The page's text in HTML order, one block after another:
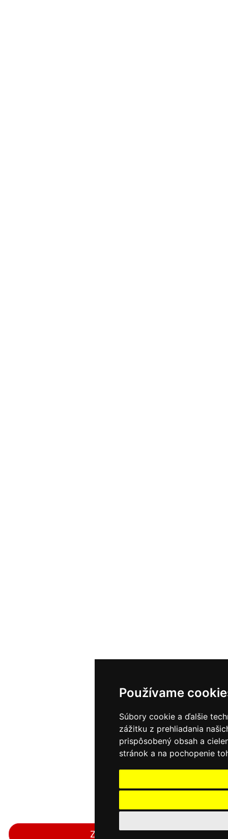
Používame
Súbory cookie a ďalšie
zážitku z prehliadania
prispôsobený obsah a
stránok a na pochopenie
Zavolať